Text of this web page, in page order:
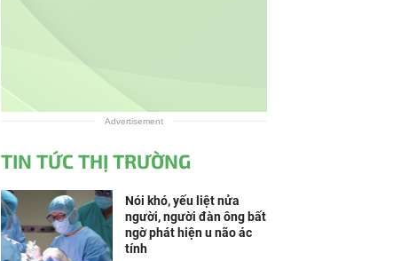
Advertisement
TIN TỨC THỊ TRƯỜNG
Nói khó, yếu liệt nửa
người, người đàn ông bất
ngờ phát hiện u não ác
tính